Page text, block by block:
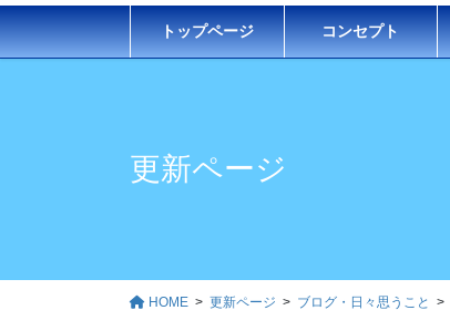
移
動
トップページ コンセプト
更新ページ
HOME 更新ページ ブログ・日々思うこと